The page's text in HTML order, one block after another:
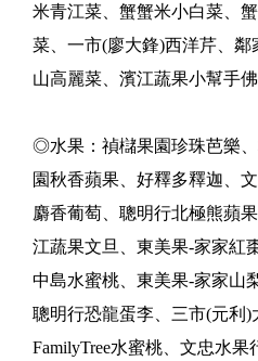
米青江菜、蟹蟹米小白菜、
菜、一市(廖大鋒)西洋芹、
山高麗菜、濱江蔬果小幫手
◎水果：禎櫧果園珍珠芭樂
園秋香蘋果、好釋多釋迦、
麝香葡萄、聰明行北極熊蘋
江蔬果文旦、東美果-家家紅
中島水蜜桃、東美果-家家山
聰明行恐龍蛋李、三市(元利
FamilyTree水蜜桃、文忠水